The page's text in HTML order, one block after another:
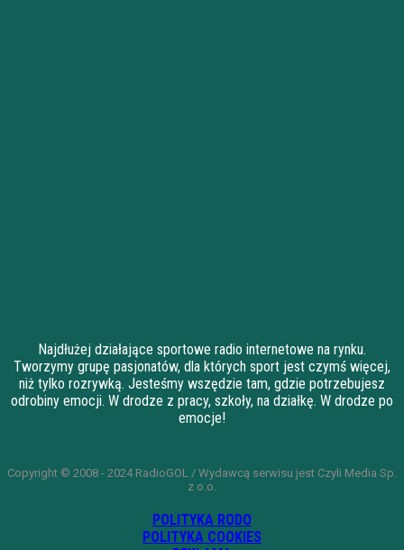
Najdłużej działające sportowe radio internetowe na rynku.
Tworzymy grupę pasjonatów, dla których sport jest czymś więcej,
niż tylko rozrywką. Jesteśmy wszędzie tam, gdzie potrzebujesz
odrobiny emocji. W drodze z pracy, szkoły, na działkę. W drodze po
emocje!
Copyright © 2008 - 2024 RadioGOL / Wydawcą serwisu jest Czyli Media Sp.
z o.o.
POLITYKA RODO
POLITYKA COOKIES